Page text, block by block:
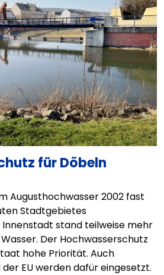
für Döbeln
Augusthochwasser 2002 fast
Stadtgebietes
stand teilweise mehr
Der Hochwasserschutz
hohe Priorität. Auch
EU werden dafür eingesetzt.